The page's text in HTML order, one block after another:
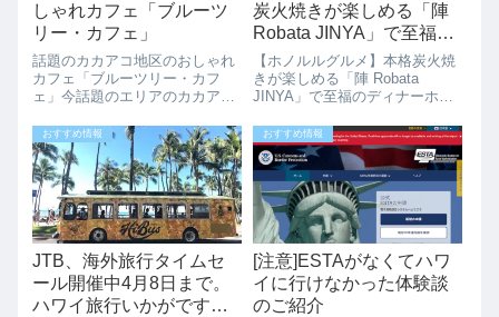
しゃれカフェ「ブルーツ
リー・カフェ」
話題のカカアコ地区のおしゃれ
カフェ「ブルーツリー・カフ
ェ」今話題のエリアのカカアコ
やショップがオープンしていま
す。そんな話題のエリアでゆっ
くりできるカフェがここ「ブル
ーツリー・カフェ」です。 バリ
スタが淹れる本格...
炭火焼きが楽しめる「陣
Robata JINYA」で至福の
ディナー
【ホノルルグルメ】本格炭火焼
きが楽しめる「陣 Robata
JINYA」で至福のディナーホノ
話題の炭火焼き居酒屋 「陣
Robata JINYA」 のご紹介で
す。「陣 Robata JINYA」って
どんなお店？日...
おすすめ情報
JTB、海外旅行タイムセ
ール開催中4月8日まで。
ハワイ旅行いかがです
おすすめ情報
[注意]ESTAがなくてハワ
イに行けなかった体験談
のご紹介